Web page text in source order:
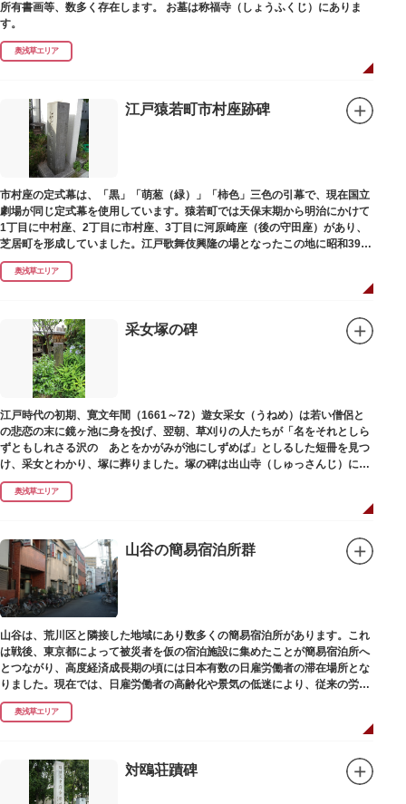
所有書画等、数多く存在します。 お墓は称福寺（しょうふくじ）にありま
す。
奥浅草エリア
江戸猿若町市村座跡碑
市村座の定式幕は、「黒」「萌葱（緑）」「柿色」三色の引幕で、現在国立
劇場が同じ定式幕を使用しています。猿若町では天保末期から明治にかけて
1丁目に中村座、2丁目に市村座、3丁目に河原崎座（後の守田座）があり、
芝居町を形成していました。江戸歌舞伎興隆の場となったこの地に昭和39年
（1964）に跡碑が建てられました。
奥浅草エリア
采女塚の碑
江戸時代の初期、寛文年間（1661～72）遊女采女（うねめ）は若い僧侶と
の悲恋の末に鏡ヶ池に身を投げ、翌朝、草刈りの人たちが「名をそれとしら
ずともしれさる沢の あとをかがみが池にしずめば」としるした短冊を見つ
け、采女とわかり、塚に葬りました。塚の碑は出山寺（しゅっさんじ）にあ
ります。
奥浅草エリア
山谷の簡易宿泊所群
山谷は、荒川区と隣接した地域にあり数多くの簡易宿泊所があります。これ
は戦後、東京都によって被災者を仮の宿泊施設に集めたことが簡易宿泊所へ
とつながり、高度経済成長期の頃には日本有数の日雇労働者の滞在場所とな
りました。現在では、日雇労働者の高齢化や景気の低迷により、従来の労働
者に代わって、外国人の利用が増えています。
奥浅草エリア
対鴎荘蹟碑